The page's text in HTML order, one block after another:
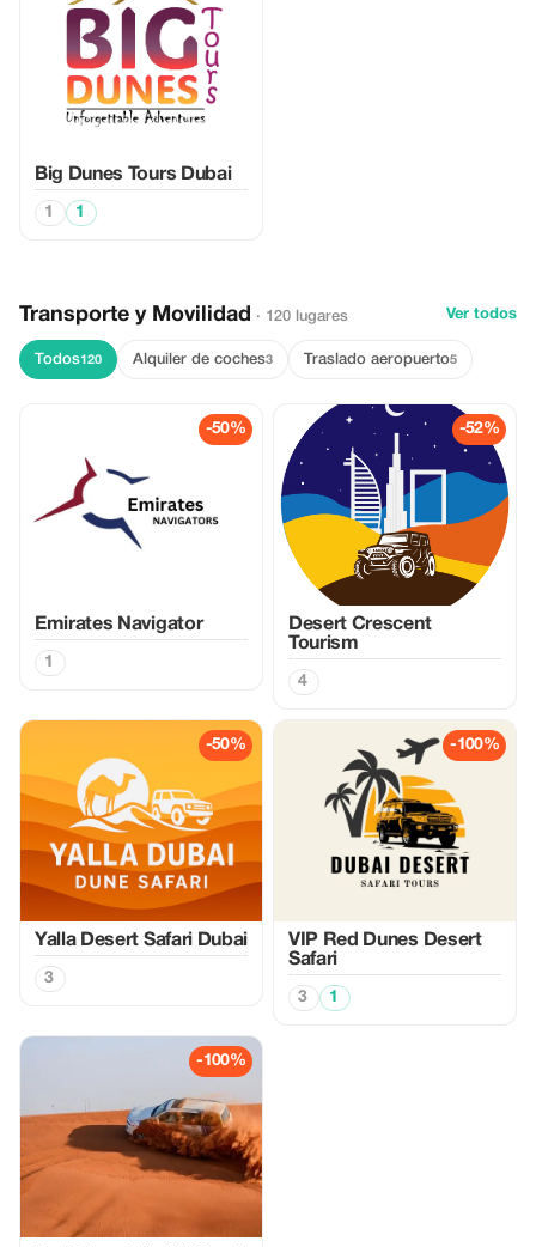
Big Dunes Tours Dubai
1 1
Transporte y Movilidad · 120 lugares Ver todos
Todos120 Alquiler de coches3 Traslado aeropuerto5
-50%
Emirates Navigator
1
-52%
Desert Crescent
Tourism
4
-50%
Yalla Desert Safari Dubai
3
-100%
VIP Red Dunes Desert
Safari
3 1
-100%